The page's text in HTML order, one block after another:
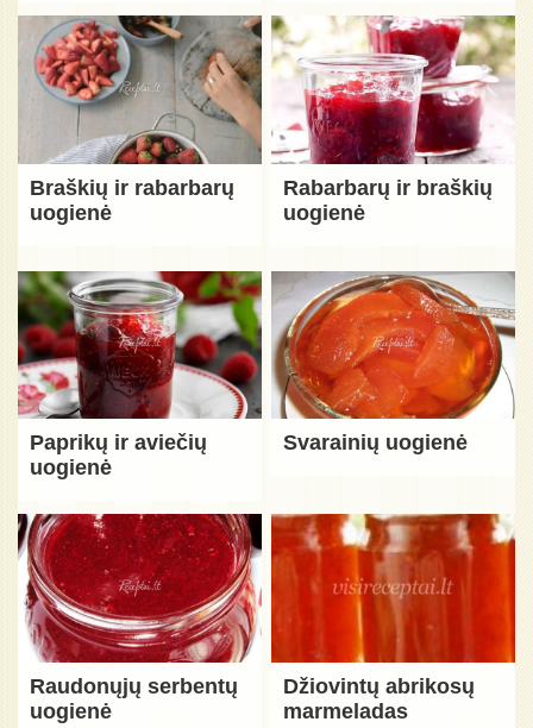
Braškių ir rabarbarų
uogienė
Rabarbarų ir braškių
uogienė
Paprikų ir aviečių
uogienė
Svarainių uogienė
Raudonųjų serbentų
uogienė
Džiovintų abrikosų
marmeladas